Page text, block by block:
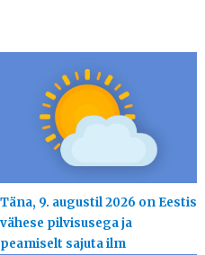
Täna, 9. augustil 2026 on Eestis
vähese pilvisusega ja
peamiselt sajuta ilm